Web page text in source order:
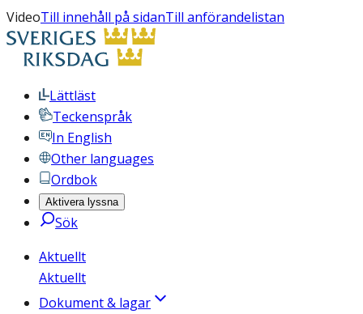
VideoTill innehåll på sidanTill anförandelistan
Lättläst
Teckenspråk
In English
Other languages
Ordbok
Aktivera lyssna
Sök
Aktuellt
Aktuellt
Dokument & lagar